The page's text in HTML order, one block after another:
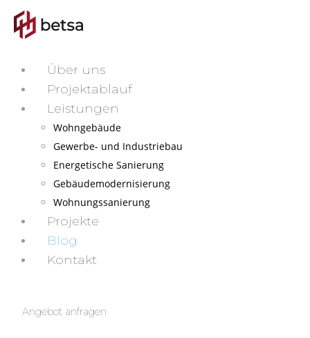
Über uns
Projektablauf
Leistungen
Wohngebäude
Gewerbe- und Industriebau
Energetische Sanierung
Gebäudemodernisierung
Wohnungssanierung
Projekte
Blog
Kontakt
Angebot anfragen